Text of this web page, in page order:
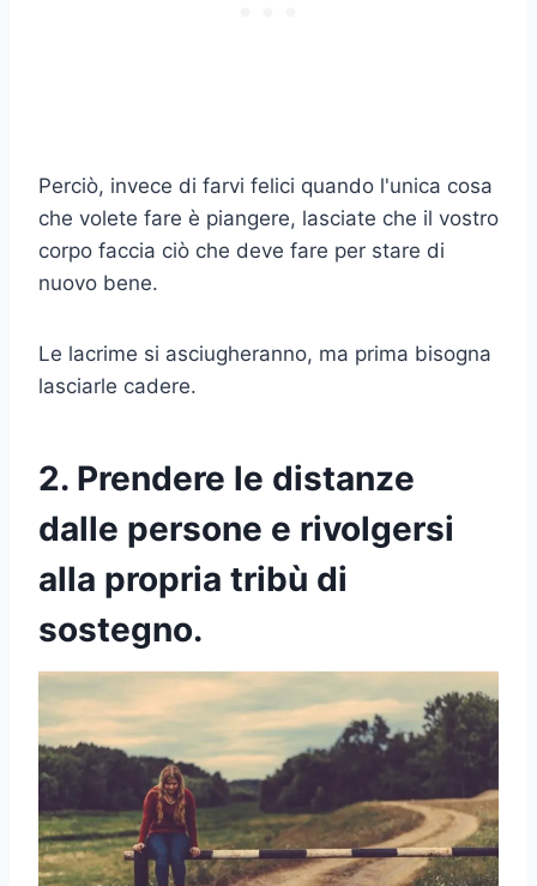
Perciò, invece di farvi felici quando l'unica cosa
che volete fare è piangere, lasciate che il vostro
corpo faccia ciò che deve fare per stare di
nuovo bene.
Le lacrime si asciugheranno, ma prima bisogna
lasciarle cadere.
2. Prendere le distanze
dalle persone e rivolgersi
alla propria tribù di
sostegno.